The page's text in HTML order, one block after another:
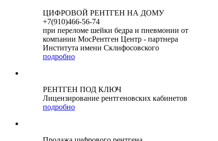
ЦИФРОВОЙ РЕНТГЕН НА ДОМУ
+7(910)466-56-74
при переломе шейки бедра и пневмонии от
компании МосРентген Центр - партнера
Института имени Склифосовского
подробно
РЕНТГЕН ПОД КЛЮЧ
Лицензирование рентгеновских кабинетов
подробно